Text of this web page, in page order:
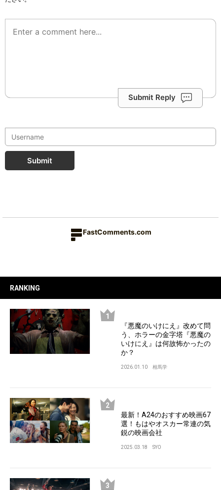
Submit Reply
Submit
FastComments.com
RANKING
『悪魔のいけにえ』改めて問
う、ホラーの金字塔『悪魔の
いけにえ』は何故怖かったの
か？
2026.01.10 相馬学
最新！A24のおすすめ映画67
選！もはやオスカー常連の気
鋭の映画会社
2025.03.18 SYO